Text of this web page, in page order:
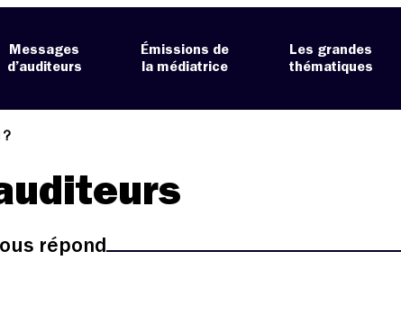
Messages
d’auditeurs
Émissions de
la médiatrice
Les grandes
thématiques
?
répond